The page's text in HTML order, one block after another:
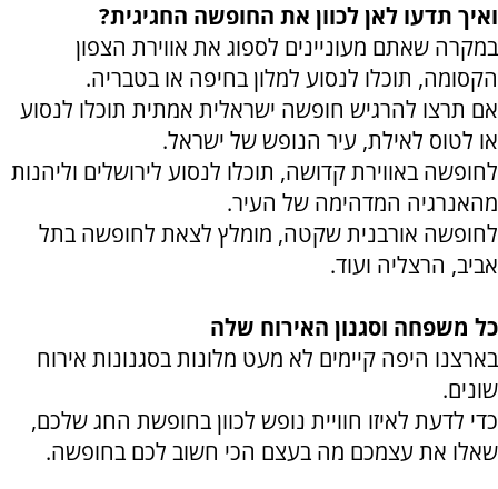
ואיך תדעו לאן לכוון את החופשה החגיגית?
במקרה שאתם מעוניינים לספוג את אווירת הצפון
הקסומה, תוכלו לנסוע למלון בחיפה או בטבריה.
אם תרצו להרגיש חופשה ישראלית אמתית תוכלו לנסוע
או לטוס לאילת, עיר הנופש של ישראל.
לחופשה באווירת קדושה, תוכלו לנסוע לירושלים וליהנות
מהאנרגיה המדהימה של העיר.
לחופשה אורבנית שקטה, מומלץ לצאת לחופשה בתל
אביב, הרצליה ועוד.
כל משפחה וסגנון האירוח שלה
בארצנו היפה קיימים לא מעט מלונות בסגנונות אירוח
שונים.
כדי לדעת לאיזו חוויית נופש לכוון בחופשת החג שלכם,
שאלו את עצמכם מה בעצם הכי חשוב לכם בחופשה.